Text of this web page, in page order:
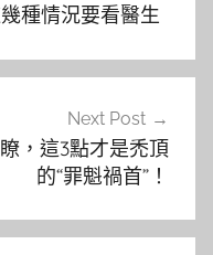
種情況要看醫生
Next Post
，這3點才是禿頂
的“罪魁禍首”！